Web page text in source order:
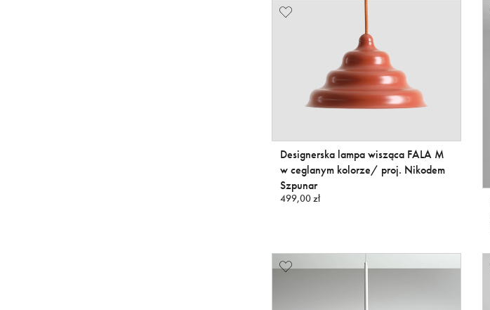
Designerska lampa wisząca FALA M
w ceglanym kolorze/ proj. Nikodem
Szpunar
499,00 zł